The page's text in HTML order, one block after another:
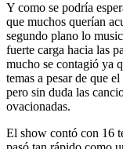
Y como se podría
que muchos querían
segundo plano lo
fuerte carga hacia las
mucho se contagió ya
temas a pesar de que
pero sin duda las
ovacionadas.
El show contó con 16